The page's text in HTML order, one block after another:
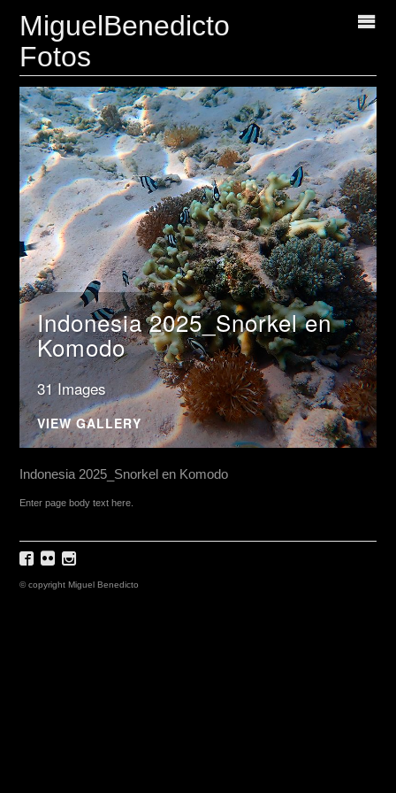
MiguelBenedicto
Fotos
Indonesia 2025_Snorkel en
Komodo
31 Images
VIEW GALLERY
Indonesia 2025_Snorkel en Komodo
Enter page body text here.
© copyright Miguel Benedicto